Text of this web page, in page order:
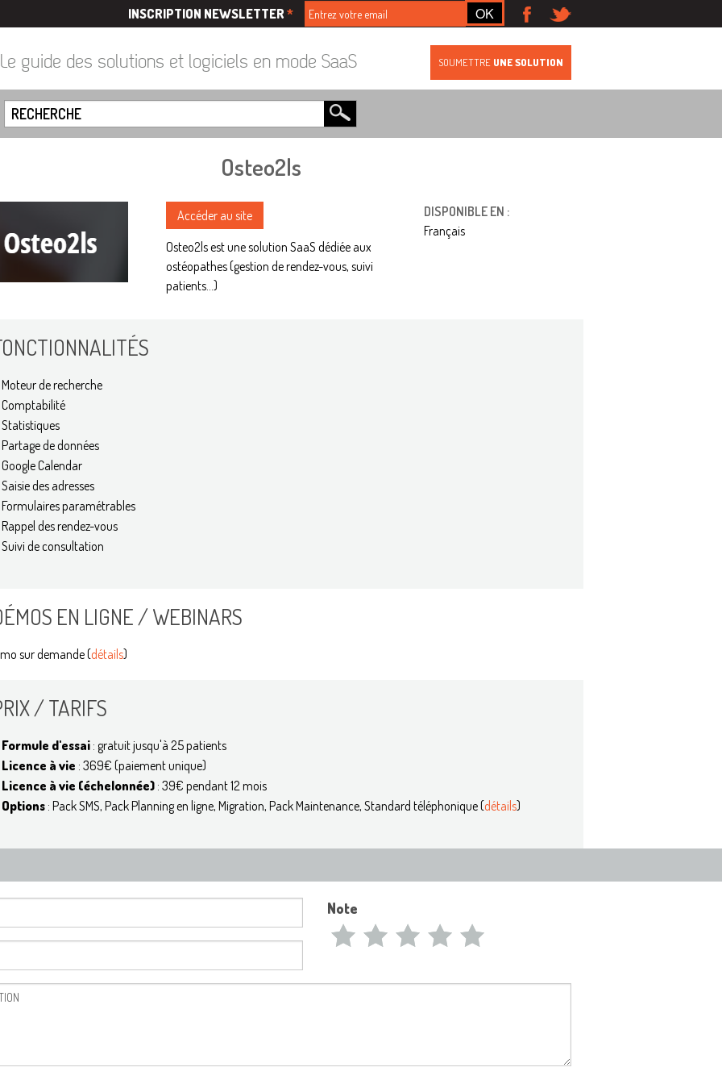
INSCRIPTION NEWSLETTER*
Le guide des solutions et logiciels en mode SaaS SOUMETTRE UNE SOLUTION
Osteo2ls
Accéder au site
Osteo2ls est une solution SaaS dédiée aux
ostéopathes (gestion de rendez-vous, suivi
patients...)
DISPONIBLE EN :
Français
Moteur de recherche
Comptabilité
Statistiques
Partage de données
Google Calendar
Saisie des adresses
Formulaires paramétrables
Rappel des rendez-vous
Suivi de consultation
EN LIGNE / WEBINARS
sur demande (détails)
/ TARIFS
Formule d'essai: gratuit jusqu'à 25 patients
Licence à vie : 369€ (paiement unique)
Licence à vie (échelonnée): 39€ pendant 12 mois
Options: Pack SMS, Pack Planning en ligne, Migration, Pack Maintenance, Standard téléphonique (détails)
Note